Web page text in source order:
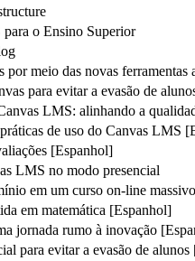
o Ensino Superior
por meio das novas ferramentas
para evitar a evasão de
LMS: alinhando a
de uso do Canvas LMS
[Espanhol]
LMS no modo presencial
em um curso on-line
em matemática [Espanhol]
jornada rumo à inovação
para evitar a evasão de alunos